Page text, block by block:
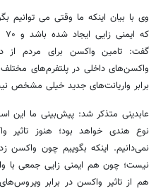
وی با بیان اینکه ما وقتی می ‌توانیم
گفت: تامین واکسن برای مردم از
واکسن‌های داخلی در پلتفرم‌های
برابر واریانت‌های جدید خیلی مشخص
عابدینی متذکر شد: پیش‌بینی ما این
نوع هندی خواهد بود؛ هنوز
نمی‌دانیم. اینکه بگوییم چون واکسن
نیست؛ چون هم ایمنی زایی جمعی با
هم از تاثیر واکسن در برابر